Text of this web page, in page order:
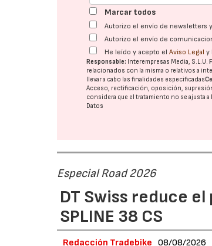
Marcar todos
Autorizo el envío de newsletters
Autorizo el envío de
He leído y acepto elAviso Legal y
Responsable: Interempresas Media, S.L.U.
relacionados con la misma o relativos a
llevar a cabo las finalidades especificadas
Acceso, rectificación, oposición,
considera que el tratamiento no se ajusta
Datos
Especial Road 2026
DT Swiss reduce el
SPLINE 38 CS
Redacción Tradebike 08/08/2026